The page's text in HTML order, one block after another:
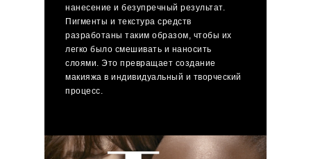
нанесение и безупречный результат.
Пигменты и текстура средств
разработаны таким образом, чтобы их
легко было смешивать и наносить
слоями. Это превращает создание
макияжа в индивидуальный и творческий
процесс.